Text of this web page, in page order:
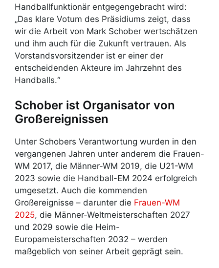
Handballfunktionär entgegengebracht wird:
„Das klare Votum des Präsidiums zeigt, dass
wir die Arbeit von Mark Schober wertschätzen
und ihm auch für die Zukunft vertrauen. Als
Vorstandsvorsitzender ist er einer der
entscheidenden Akteure im Jahrzehnt des
Handballs.“
Schober ist Organisator von
Großereignissen
Unter Schobers Verantwortung wurden in den
vergangenen Jahren unter anderem die Frauen-
WM 2017, die Männer-WM 2019, die U21-WM
2023 sowie die Handball-EM 2024 erfolgreich
umgesetzt. Auch die kommenden
Großereignisse – darunter die Frauen-WM
2025, die Männer-Weltmeisterschaften 2027
und 2029 sowie die Heim-
Europameisterschaften 2032 – werden
maßgeblich von seiner Arbeit geprägt sein.